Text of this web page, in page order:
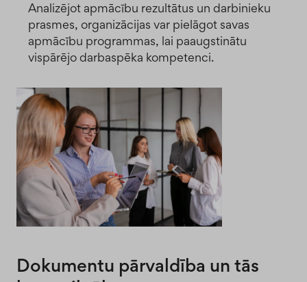
Analizējot apmācību rezultātus un darbinieku
prasmes, organizācijas var pielāgot savas
apmācību programmas, lai paaugstinātu
vispārējo darbaspēka kompetenci.
Dokumentu pārvaldība un tās